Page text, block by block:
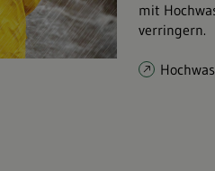
mit
verringern.